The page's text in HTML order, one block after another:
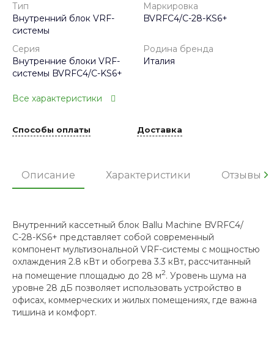
Тип
Внутренний блок VRF-
системы
Маркировка
BVRFC4/С-28-KS6+
Серия
Внутренние блоки VRF-
системы BVRFC4/С-KS6+
Родина бренда
Италия
Все характеристики
Способы оплаты Доставка
Описание Характеристики Отзывы
Внутренний кассетный блок Ballu Machine BVRFC4/
С-28-KS6+ представляет собой современный
компонент мультизональной VRF-системы с мощностью
охлаждения 2.8 кВт и обогрева 3.3 кВт, рассчитанный
на помещение площадью до 28 м2. Уровень шума на
уровне 28 дБ позволяет использовать устройство в
офисах, коммерческих и жилых помещениях, где важна
тишина и комфорт.